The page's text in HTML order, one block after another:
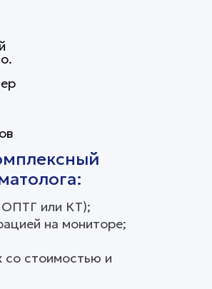
ОПТГ или КТ);
на мониторе;
со стоимостью и